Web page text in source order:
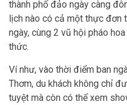
thành phố đảo ngày càng
lịch nào có cả một thực đơn
ngày, cùng 2 vũ hội pháo
thức.
Ví như, vào thời điểm ban
Thơm, du khách không chỉ
tuyệt mà còn có thể xem